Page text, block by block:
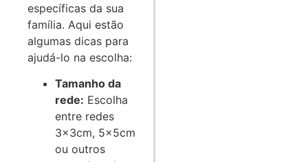
específicas da sua
família. Aqui estão
algumas dicas para
ajudá-lo na escolha:
Tamanho da
rede: Escolha
entre redes
3x3cm, 5x5cm
ou outros